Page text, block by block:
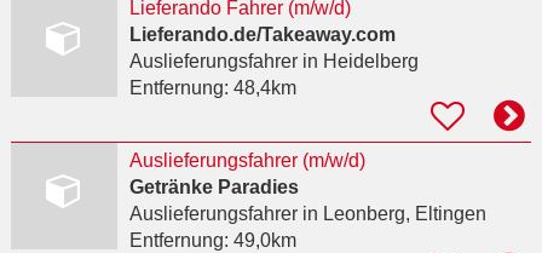
Lieferando Fahrer (m/w/d)
Lieferando.de/Takeaway.com
Auslieferungsfahrerin Heidelberg
Entfernung: 48,4km
Auslieferungsfahrer (m/w/d)
Getränke Paradies
Auslieferungsfahrerin Leonberg, Eltingen
Entfernung: 49,0km